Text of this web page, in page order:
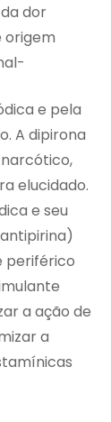
dor
origem
e pela
A dipirona
elucidado.
e seu
periférico
a ação de
a